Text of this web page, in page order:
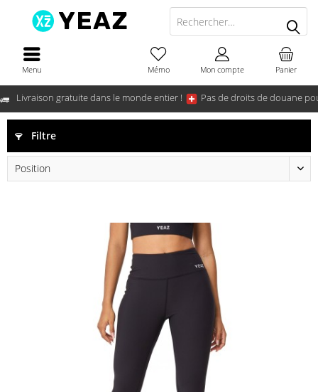
Livraison gratuite dans le monde entier ! Pas de droits de douane
Menu Panier
Mémo Mon compte
Filtre